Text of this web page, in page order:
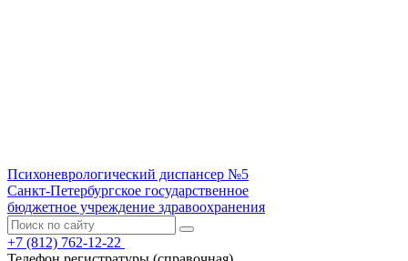
Психоневрологический диспансер №5
Санкт-Петербургское государственное
бюджетное учреждение здравоохранения
+7 (812) 762-12-22